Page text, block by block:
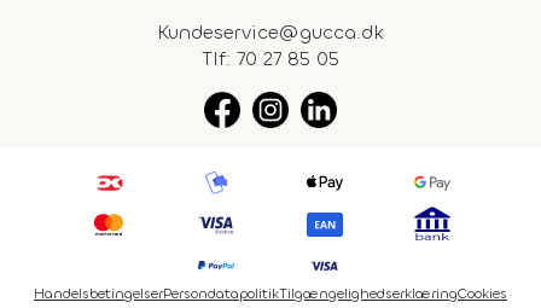
Kundeservice@gucca.dk
Tlf: 70 27 85 05
HandelsbetingelserPersondatapolitikTilgængelighedserklæringCookies